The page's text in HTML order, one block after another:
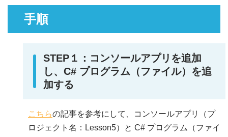
手順
STEP１：コンソールアプリを追加
し、C# プログラム（ファイル）を追
加する
こちらの記事を参考にして、コンソールアプリ（プ
ロジェクト名：Lesson5）と C# プログラム（ファイ